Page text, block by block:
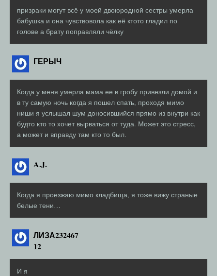
призраки могут всё у моей двоюродной сестры умерла
бабушка и она чувствовола как её ктото гладил по
голове а брату поправляли чёлку
ГЕРЫЧ
Когда у меня умерла мама ее в гробу привезли домой и
в ту самую ночь когда я пошел спать, проходя мимо
ниши я услышал шум доносившийся прямо из внутри как
будто кто то хочет вырваться от туда. Может это стресс,
а может и вправду там кто то был.
A.J.
Когда я проезжаю мимо кладбища, я тоже вижу страные
белые тени…
ЛИЗА232467
12
И я